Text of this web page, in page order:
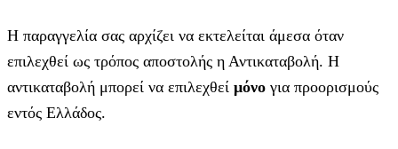
Η παραγγελία σας αρχίζει να εκτελείται άμεσα όταν
επιλεχθεί ως τρόπος αποστολής η Αντικαταβολή. Η
αντικαταβολή μπορεί να επιλεχθεί μόνο για προορισμούς
εντός Ελλάδος.